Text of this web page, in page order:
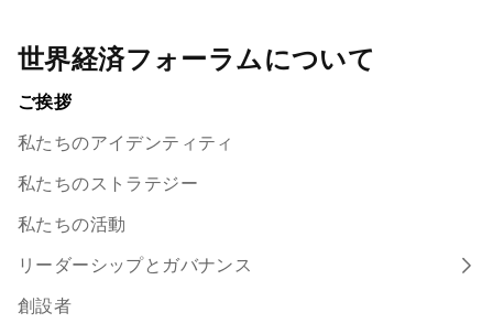
世界経済フォーラムについて
ご挨拶
私たちのアイデンティティ
私たちのストラテジー
私たちの活動
リーダーシップとガバナンス
創設者